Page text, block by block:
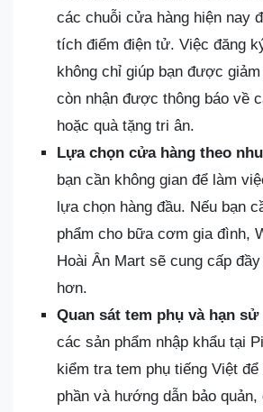
các chuỗi cửa hàng hiện nay
tích điểm điện tử. Việc đăng
không chỉ giúp bạn được
còn nhận được thông báo về
hoặc quà tặng tri ân.
Lựa chọn cửa hàng theo
bạn cần không gian để làm
lựa chọn hàng đầu. Nếu bạn
phẩm cho bữa cơm gia đình,
Hoài Ân Mart sẽ cung cấp
hơn.
Quan sát tem phụ và hạn sử
các sản phẩm nhập khẩu tại
kiểm tra tem phụ tiếng Việt để
phần và hướng dẫn bảo quản,